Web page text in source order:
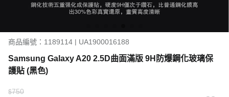
商品編號：1189114 | UA1900016188
Samsung Galaxy A20 2.5D曲面滿版 9H防爆鋼化玻璃保
護貼 (黑色)
$750